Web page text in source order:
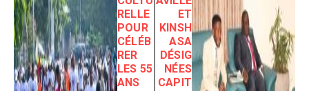
RELLE
POUR
CÉLÉB
RER
LES 55
ANS
ET
KINSH
ASA
DÉSIG
NÉES
CAPIT